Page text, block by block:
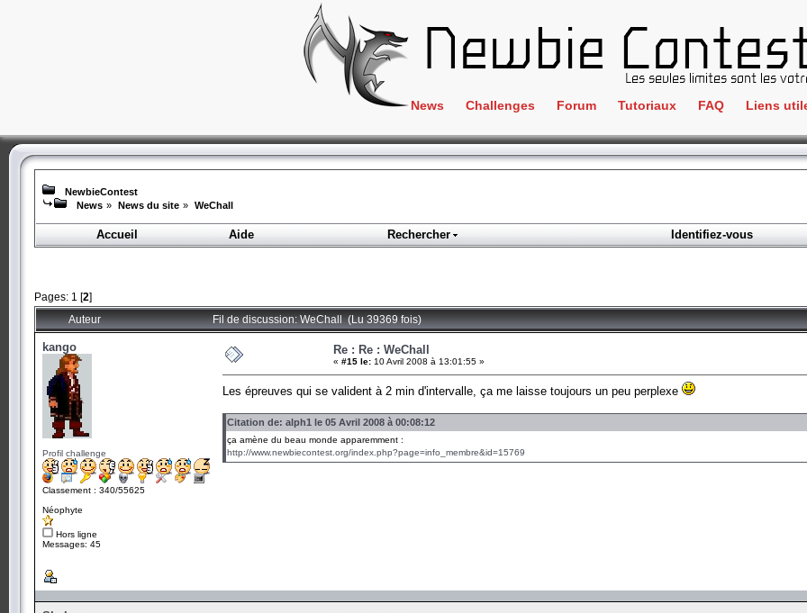
News Challenges
Crackme
ClientSide
Forensics
Programmation
Wargame
Tous les challenges
Forum Tutoriaux FAQ Liens
IRC
NewbieContest
News » News du site » WeChall
Accueil
Aide Rechercher Identifiez-vous
Pages: 1 [2]
Auteur Fil de discussion: WeChall (Lu 39369 fois)
kango
Profil challenge
Classement : 340/55625
Néophyte
Hors ligne
Messages: 45
Re : Re : WeChall
« #15 le: 10 Avril 2008 à 13:01:55 »
Les épreuves qui se valident à 2 min d'intervalle, ça me laisse toujours un peu perplexe
Citation de: alph1 le 05 Avril 2008 à 00:08:12
ça amène du beau monde apparemment :
http://www.newbiecontest.org/index.php?page=info_membre&id=15769